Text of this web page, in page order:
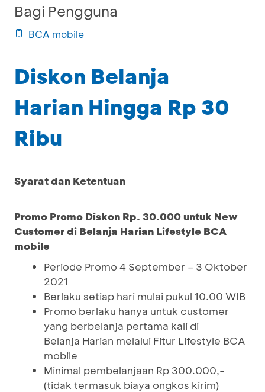
Bagi Pengguna
BCA mobile
Diskon Belanja
Harian Hingga Rp 30
Ribu
Syarat dan Ketentuan
Promo Promo Diskon Rp. 30.000 untuk New
Customer di Belanja Harian Lifestyle BCA
mobile
Periode Promo 4 September – 3 Oktober
2021
Berlaku setiap hari mulai pukul 10.00 WIB
Promo berlaku hanya untuk customer
yang berbelanja pertama kali di
Belanja Harian melalui Fitur Lifestyle BCA
mobile
Minimal pembelanjaan Rp 300.000,-
(tidak termasuk biaya ongkos kirim)